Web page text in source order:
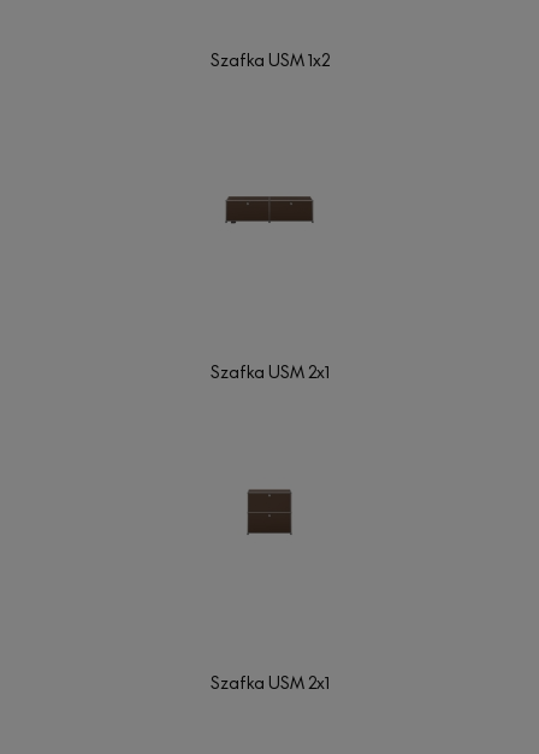
Szafka USM 1x2
Szafka USM 2x1
Szafka USM 2x1